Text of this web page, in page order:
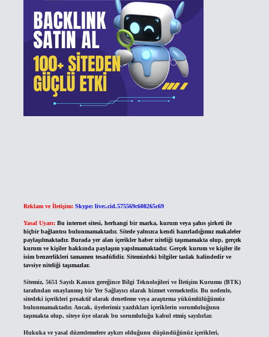
Reklam ve İletişim: Skype: live:.cid.575569c608265c69
Yasal Uyarı: Bu internet sitesi, herhangi bir marka, kurum veya şahıs şirketi ile
hiçbir bağlantısı bulunmamaktadır. Sitede yalnızca kendi hazırladığımız makaleler
paylaşılmaktadır. Burada yer alan içerikler haber niteliği taşımamakta olup, gerçek
kurum ve kişiler hakkında paylaşım yapılmamaktadır. Gerçek kurum ve kişiler ile
isim benzerlikleri tamamen tesadüfidir. Sitemizdeki bilgiler taslak halindedir ve
tavsiye niteliği taşımazlar.
Sitemiz, 5651 Sayılı Kanun gereğince Bilgi Teknolojileri ve İletişim Kurumu (BTK)
tarafından onaylanmış bir Yer Sağlayıcı olarak hizmet vermektedir. Bu nedenle,
sitedeki içerikleri proaktif olarak denetleme veya araştırma yükümlülüğümüz
bulunmamaktadır. Ancak, üyelerimiz yazdıkları içeriklerin sorumluluğunu
taşımakta olup, siteye üye olarak bu sorumluluğu kabul etmiş sayılırlar.
Hukuka ve yasal düzenlemelere aykırı olduğunu düşündüğünüz içerikleri,